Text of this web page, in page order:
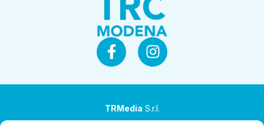
TRMedia S.r.l.